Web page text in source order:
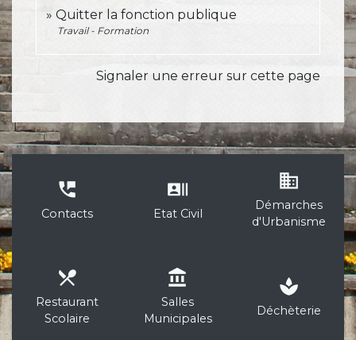
Quitter la fonction publique
Travail - Formation
Signaler une erreur sur cette page
perm_phone_msg
Contacts
recent_actors
Etat Civil
business
Démarches
d'Urbanisme
local_dining
Restaurant
Scolaire
account_balance
Salles
Municipales
spa
Déchèterie